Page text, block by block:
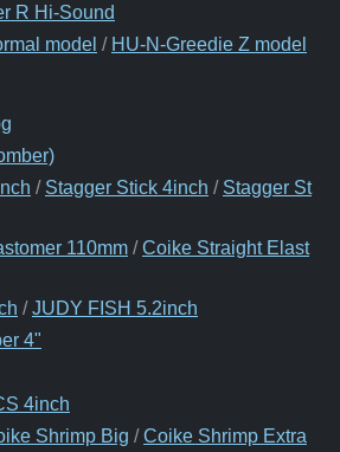
R Hi-Sound
model / HU-N-Greedie Z model
/ Stagger Stick 4inch / Stagger St
110mm /Coike Straight Elast
/JUDY FISH 5.2inch
4"
4inch
Shrimp Big /Coike Shrimp Extra